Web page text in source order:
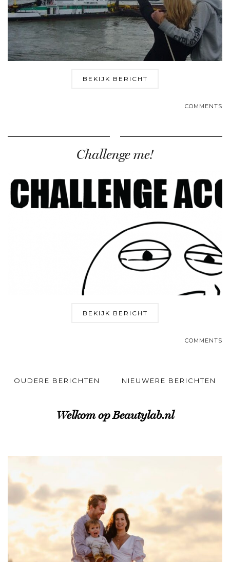
BEKIJK BERICHT
COMMENTS
Challenge me!
BEKIJK BERICHT
COMMENTS
OUDERE BERICHTEN NIEUWERE BERICHTEN
Welkom op Beautylab.nl